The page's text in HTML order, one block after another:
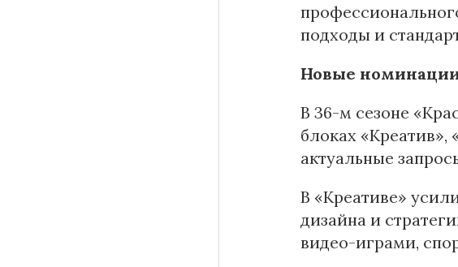
подходы и
Новые
В 36-м сезоне
блоках
актуальные
В «Креативе»
дизайна и
видео-играми,